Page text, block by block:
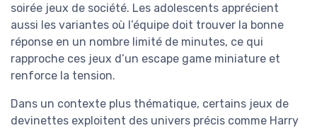
soirée jeux de société. Les adolescents apprécient
aussi les variantes où l’équipe doit trouver la bonne
réponse en un nombre limité de minutes, ce qui
rapproche ces jeux d’un escape game miniature et
renforce la tension.
Dans un contexte plus thématique, certains jeux de
devinettes exploitent des univers précis comme Harry